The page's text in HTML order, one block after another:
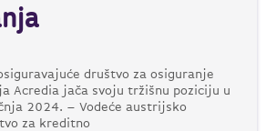
društvo za osiguranje
Acredia jača svoju tržišnu poziciju u
2024. – Vodeće austrijsko
za kreditno